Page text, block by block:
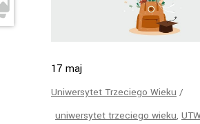
17 maj
Uniwersytet Trzeciego Wieku
uniwersytet trzeciego wieku,